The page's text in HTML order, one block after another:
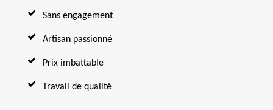
Sans engagement
Artisan passionné
Prix imbattable
Travail de qualité